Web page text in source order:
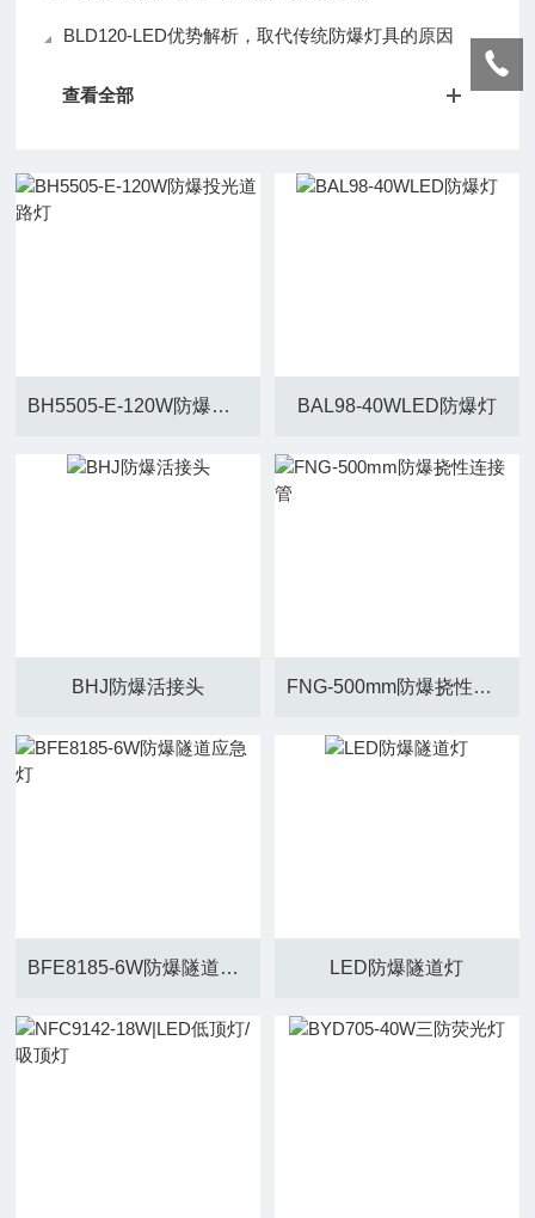
BLD120-LED优势解析，取代传统防爆灯具的原因
查看全部
BH5505-E-120W防爆投光道路灯 BAL98-40WLED防爆灯
BHJ防爆活接头 FNG-500mm防爆挠性连接管
BFE8185-6W防爆隧道应急灯 LED防爆隧道灯